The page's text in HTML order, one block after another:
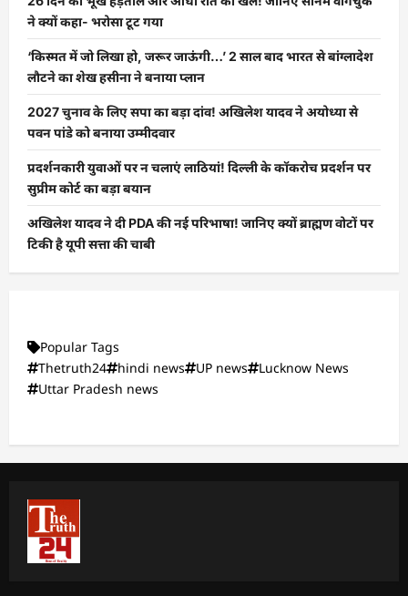
ने क्यों कहा- भरोसा टूट गया
‘किस्मत में जो लिखा हो, जरूर जाऊंगी…’ 2 साल बाद भारत से बांग्लादेश
लौटने का शेख हसीना ने बनाया प्लान
2027 चुनाव के लिए सपा का बड़ा दांव! अखिलेश यादव ने अयोध्या से
पवन पांडे को बनाया उम्मीदवार
प्रदर्शनकारी युवाओं पर न चलाएं लाठियां! दिल्ली के कॉकरोच प्रदर्शन पर
सुप्रीम कोर्ट का बड़ा बयान
अखिलेश यादव ने दी PDA की नई परिभाषा! जानिए क्यों ब्राह्मण वोटों पर
टिकी है यूपी सत्ता की चाबी
Popular Tags
Thetruth24
hindi news UP news
Lucknow News
Uttar Pradesh news